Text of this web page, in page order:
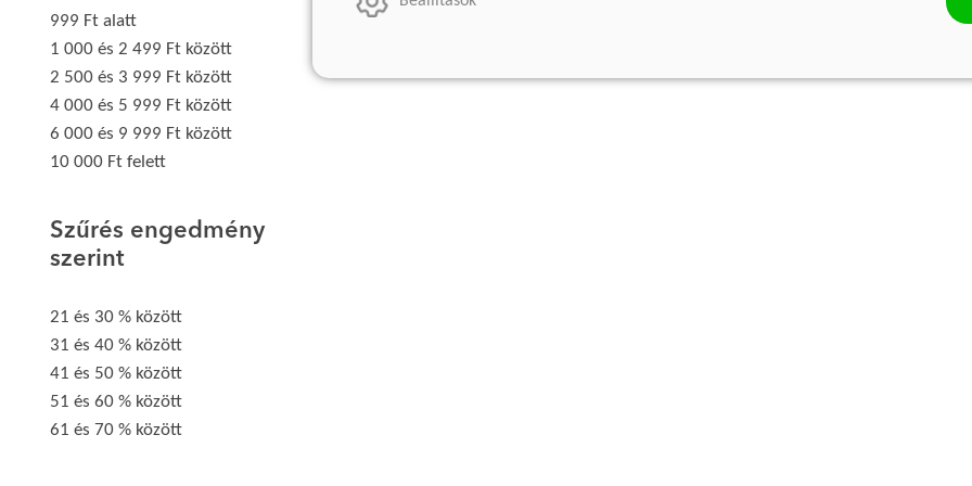
999 Ft alatt
1 000 és 2 499 Ft között
2 500 és 3 999 Ft között
4 000 és 5 999 Ft között
6 000 és 9 999 Ft között
10 000 Ft felett
Szűrés engedmény
szerint
21 és 30 % között
31 és 40 % között
41 és 50 % között
51 és 60 % között
61 és 70 % között